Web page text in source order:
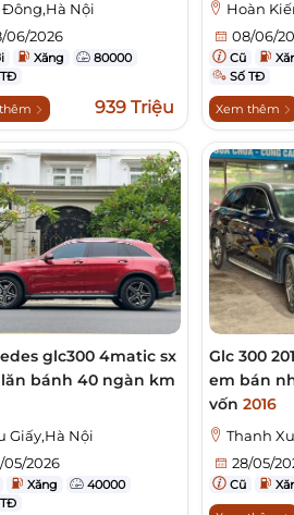
Đông,Hà Nội
06/2026
Xăng
80000
939 Triệu
Hoàn
08/06/
Cũ
Số TĐ
Xem thêm
glc300 4matic sx
lăn bánh 40 ngàn km
Giấy,Hà Nội
05/2026
Xăng
40000
Glc 300
em bán
vốn 2016
Thanh
28/05/
Cũ